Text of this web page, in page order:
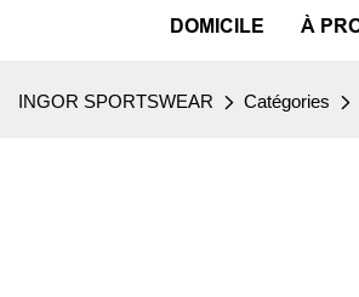
DOMICILE À
INGOR SPORTSWEAR Catégories